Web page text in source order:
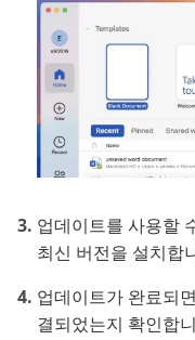
업데이트를 사용할
최신 버전을 설치합
업데이트가 완료되
결되었는지 확인합